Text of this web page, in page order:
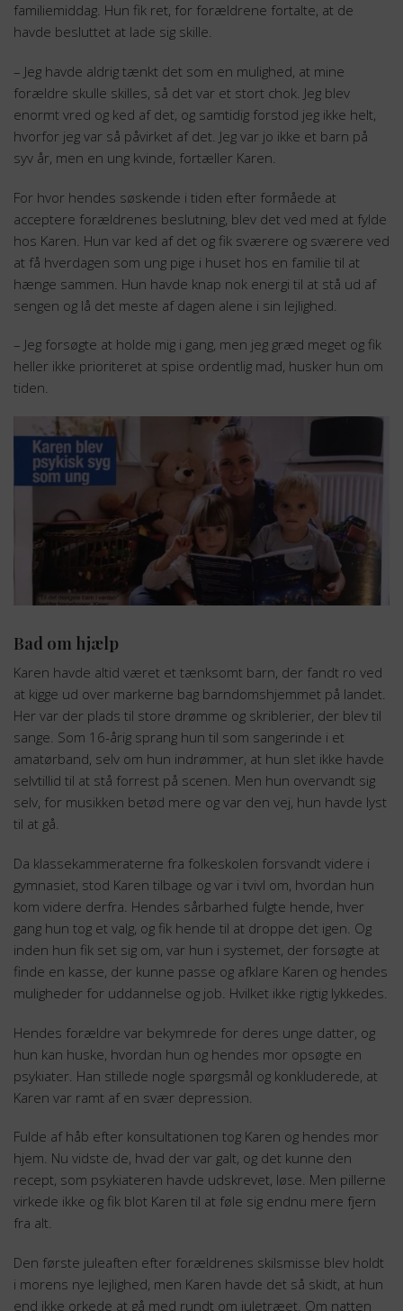
familiemiddag. Hun fik ret, for forældrene fortalte, at de
havde besluttet at lade sig skille.
– Jeg havde aldrig tænkt det som en mulighed, at mine
forældre skulle skilles, så det var et stort chok. Jeg blev
enormt vred og ked af det, og samtidig forstod jeg ikke helt,
hvorfor jeg var så påvirket af det. Jeg var jo ikke et barn på
syv år, men en ung kvinde, fortæller Karen.
For hvor hendes søskende i tiden efter formåede at
acceptere forældrenes beslutning, blev det ved med at fylde
hos Karen. Hun var ked af det og fik sværere og sværere ved
at få hverdagen som ung pige i huset hos en familie til at
hænge sammen. Hun havde knap nok energi til at stå ud af
sengen og lå det meste af dagen alene i sin lejlighed.
– Jeg forsøgte at holde mig i gang, men jeg græd meget og fik
heller ikke prioriteret at spise ordentlig mad, husker hun om
tiden.
Bad om hjælp
Karen havde altid været et tænksomt barn, der fandt ro ved
at kigge ud over markerne bag barndomshjemmet på landet.
Her var der plads til store drømme og skriblerier, der blev til
sange. Som 16-årig sprang hun til som sangerinde i et
amatørband, selv om hun indrømmer, at hun slet ikke havde
selvtillid til at stå forrest på scenen. Men hun overvandt sig
selv, for musikken betød mere og var den vej, hun havde lyst
til at gå.
Da klassekammeraterne fra folkeskolen forsvandt videre i
gymnasiet, stod Karen tilbage og var i tvivl om, hvordan hun
kom videre derfra. Hendes sårbarhed fulgte hende, hver
gang hun tog et valg, og fik hende til at droppe det igen. Og
inden hun fik set sig om, var hun i systemet, der forsøgte at
finde en kasse, der kunne passe og afklare Karen og hendes
muligheder for uddannelse og job. Hvilket ikke rigtig lykkedes.
Hendes forældre var bekymrede for deres unge datter, og
hun kan huske, hvordan hun og hendes mor opsøgte en
psykiater. Han stillede nogle spørgsmål og konkluderede, at
Karen var ramt af en svær depression.
Fulde af håb efter konsultationen tog Karen og hendes mor
hjem. Nu vidste de, hvad der var galt, og det kunne den
recept, som psykiateren havde udskrevet, løse. Men pillerne
virkede ikke og fik blot Karen til at føle sig endnu mere fjern
fra alt.
Den første juleaften efter forældrenes skilsmisse blev holdt
i morens nye lejlighed, men Karen havde det så skidt, at hun
end ikke orkede at gå med rundt om juletræet. Om natten